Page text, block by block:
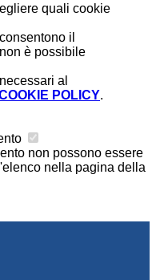
quali cookie
il
è possibile
al
POLICY.
non possono essere
nella pagina della